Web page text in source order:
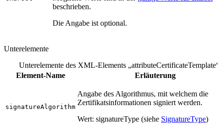
beschrieben.
Die Angabe ist optional.
Unterelemente
Unterelemente des XML-Elements
Element-Name
Erläuterung
signatureAlgorithm
Angabe des Algorithmus, mit welchem die
Zertifikatsinformationen signiert werden.
Wert: signatureType (siehe SignatureType)